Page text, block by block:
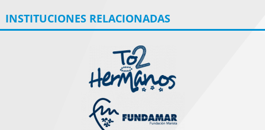
INSTITUCIONES RELACIONADAS